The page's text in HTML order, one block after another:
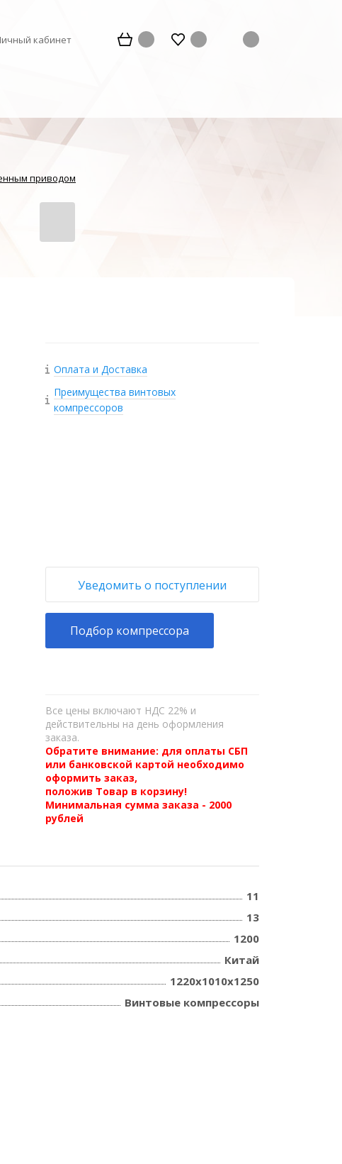
кабинет
приводом
Оплата и Доставка
Преимущества винтовых
компрессоров
Уведомить о поступлении
Подбор компрессора
Все цены включают НДС 22% и
действительны на день оформления
заказа.
Обратите внимание: для оплаты СБП
или банковской картой необходимо
оформить заказ,
положив Товар в корзину!
Минимальная сумма заказа - 2000
рублей
11
13
1200
Китай
1220x1010x1250
Винтовые компрессоры